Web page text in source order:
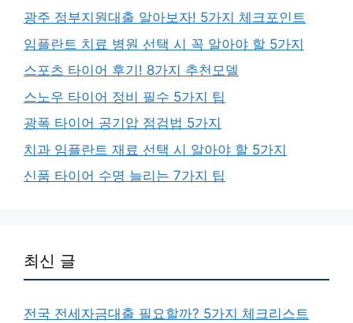
광주 정부지원대출 알아보자! 5가지 체크포인트
임플란트 치료 병원 선택 시 꼭 알아야 할 5가지
스포츠 타이어 후기! 8가지 추천모델
스노우 타이어 정비 필수 5가지 팁
광폭 타이어 공기압 점검법 5가지
치과 임플란트 재료 선택 시 알아야 할 5가지
신품 타이어 수명 늘리는 7가지 팁
최신 글
전국 전세자금대출 필요할까? 5가지 체크리스트